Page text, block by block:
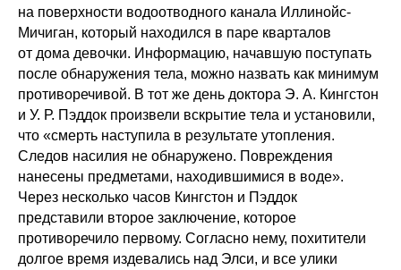
на поверхности водоотводного канала Иллинойс-
Мичиган, который находился в паре кварталов
от дома девочки. Информацию, начавшую поступать
после обнаружения тела, можно назвать как минимум
противоречивой. В тот же день доктора Э. А. Кингстон
и У. Р. Пэддок произвели вскрытие тела и установили,
что «смерть наступила в результате утопления.
Следов насилия не обнаружено. Повреждения
нанесены предметами, находившимися в воде».
Через несколько часов Кингстон и Пэддок
представили второе заключение, которое
противоречило первому. Согласно нему, похитители
долгое время издевались над Элси, и все улики